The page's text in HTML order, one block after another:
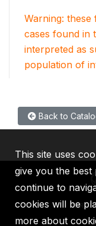
Warning:
cases found in
interpreted as
population of
Back to
IBRD
This site uses
give you the best
continue to
cookies will be
more about